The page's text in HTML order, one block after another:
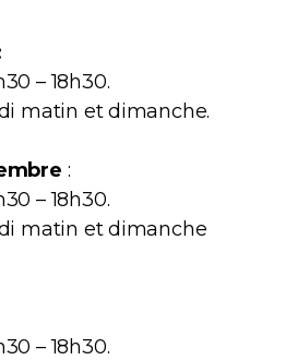
– 18h30.
matin et dimanche.
:
– 18h30.
matin et dimanche
– 18h30.